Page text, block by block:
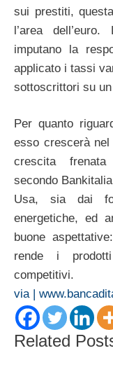
sui prestiti,
l’area
imputano la
applicato i tassi
sottoscrittori su
Per quanto
esso crescerà
crescita frenata
secondo
Usa, sia dai
energetiche, ed
buone
rende i
competitivi.
via |
Related